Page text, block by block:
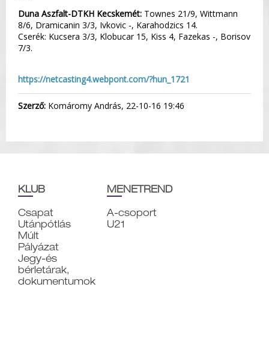
Duna Aszfalt-DTKH Kecskemét: Townes 21/9, Wittmann
8/6, Dramicanin 3/3, Ivkovic -, Karahodzics 14.
Cserék: Kucsera 3/3, Klobucar 15, Kiss 4, Fazekas -, Borisov
7/3.
https://netcasting4.webpont.com/?hun_1721
Szerző: Komáromy András, 22-10-16 19:46
KLUB
Csapat
Utánpótlás
Múlt
Pályázat
Jegy-és
bérletárak,
dokumentumok
MENETREND
A-csoport
U21